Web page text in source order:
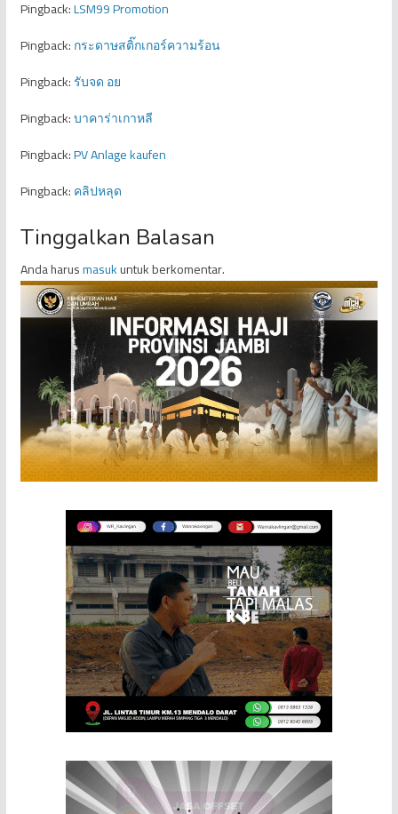
Pingback:LSM99 Promotion
Pingback:กระดาษสติ๊กเกอร์ความร้อน
Pingback:รับจด อย
Pingback:บาคาร่าเกาหลี
Pingback:PV Anlage kaufen
Pingback:คลิปหลุด
Tinggalkan Balasan
Anda harusmasukuntuk berkomentar.